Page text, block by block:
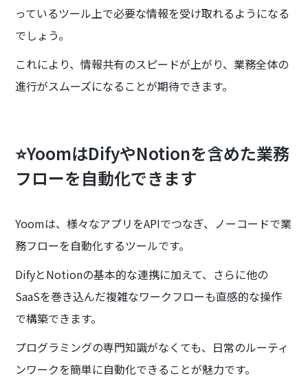
っているツール上で必要な情報を受け取れるようになる
でしょう。
これにより、情報共有のスピードが上がり、業務全体の
進行がスムーズになることが期待できます。
⭐YoomはDifyやNotionを含めた業務
フローを自動化できます
Yoomは、様々なアプリをAPIでつなぎ、ノーコードで業
務フローを自動化するツールです。
DifyとNotionの基本的な連携に加えて、さらに他の
SaaSを巻き込んだ複雑なワークフローも直感的な操作
で構築できます。
プログラミングの専門知識がなくても、日常のルーティ
ンワークを簡単に自動化できることが魅力です。